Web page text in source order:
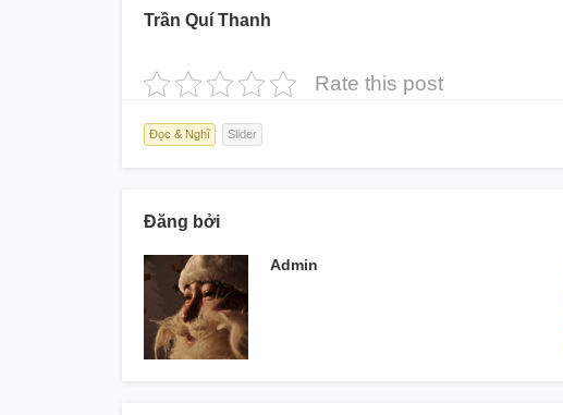
Trần Quí Thanh
Rate this post
Đọc & Nghĩ Slider
Đăng bởi
Admin